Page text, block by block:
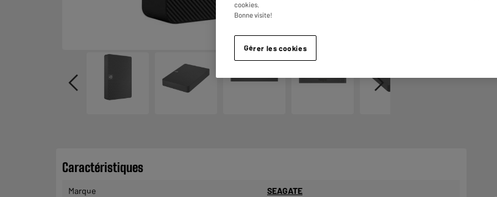
Caractéristiques
Marque SEAGATE
cookies.
Bonne visite!
Gérer les cookies